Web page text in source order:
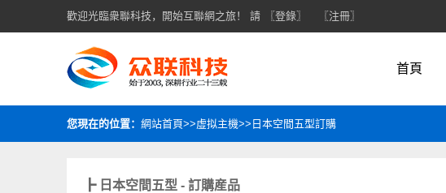
歡迎光臨衆聯科技，開始互聯網之旅！ 請 〖登錄〗 〖注冊〗
首頁
您現在的位置： 網站首頁>>虛拟主機>>日本空間五型訂購
┣ 日本空間五型 - 訂購産品